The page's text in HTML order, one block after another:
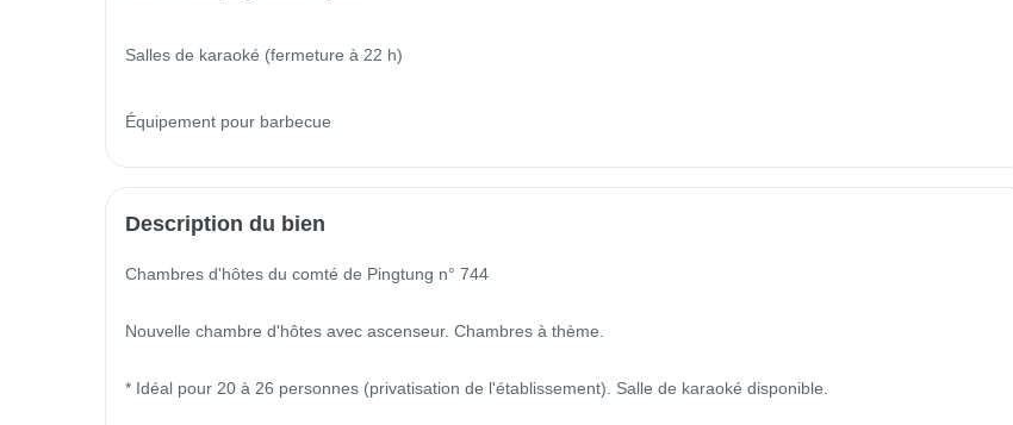
Salles de karaoké (fermeture à 22 h)
Équipement pour barbecue
Description du bien
Chambres d'hôtes du comté de Pingtung n° 744
Nouvelle chambre d'hôtes avec ascenseur. Chambres à thème.
* Idéal pour 20 à 26 personnes (privatisation de l'établissement). Salle de karaoké disponible.